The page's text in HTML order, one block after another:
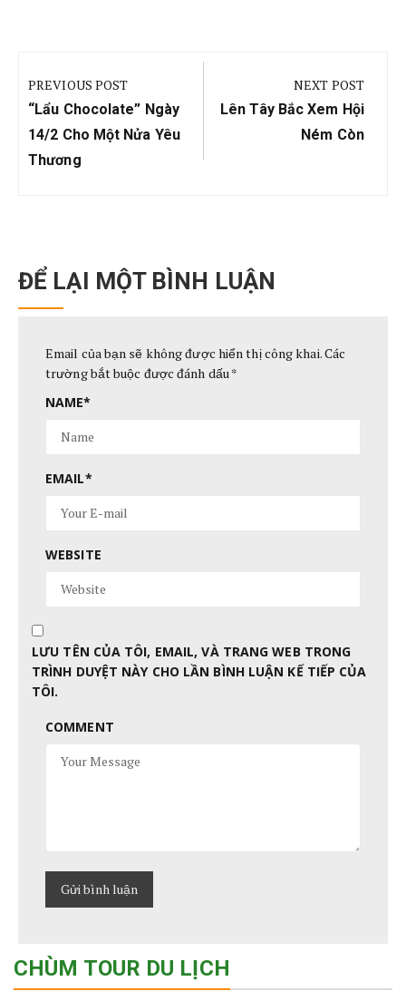
hướng
bài
viết
PREVIOUS POST
Previous
Post:
“Lẩu Chocolate” Ngày
14/2 Cho Một Nửa Yêu
Thương
NEXT POST
Next
Lên Tây Bắc Xem Hội
Ném Còn
ĐỂ LẠI MỘT BÌNH LUẬN
Email của bạn sẽ không được hiển thị công khai.Các
trường bắt buộc được đánh dấu *
NAME*
EMAIL*
WEBSITE
LƯU TÊN CỦA TÔI, EMAIL, VÀ TRANG WEB TRONG
TRÌNH DUYỆT NÀY CHO LẦN BÌNH LUẬN KẾ TIẾP CỦA
TÔI.
COMMENT
CHÙM TOUR DU LỊCH